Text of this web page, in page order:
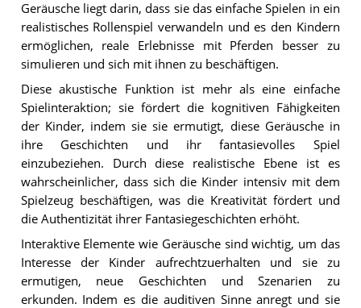
Geräusche liegt darin, dass sie das einfache Spielen in ein
realistisches Rollenspiel verwandeln und es den Kindern
ermöglichen, reale Erlebnisse mit Pferden besser zu
simulieren und sich mit ihnen zu beschäftigen.
Diese akustische Funktion ist mehr als eine einfache
Spielinteraktion; sie fördert die kognitiven Fähigkeiten
der Kinder, indem sie sie ermutigt, diese Geräusche in
ihre Geschichten und ihr fantasievolles Spiel
einzubeziehen. Durch diese realistische Ebene ist es
wahrscheinlicher, dass sich die Kinder intensiv mit dem
Spielzeug beschäftigen, was die Kreativität fördert und
die Authentizität ihrer Fantasiegeschichten erhöht.
Interaktive Elemente wie Geräusche sind wichtig, um das
Interesse der Kinder aufrechtzuerhalten und sie zu
ermutigen, neue Geschichten und Szenarien zu
erkunden. Indem es die auditiven Sinne anregt und sie